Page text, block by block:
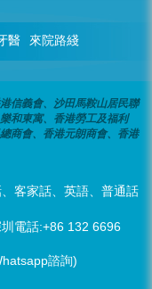
醫 來院路綫
信義會、沙田馬鞍山居民聯
和東寓、香港勞工及福利
商會、香港元朗商會、香港
客家話、英語、普通話
電話:+86 132 6696
諮詢)